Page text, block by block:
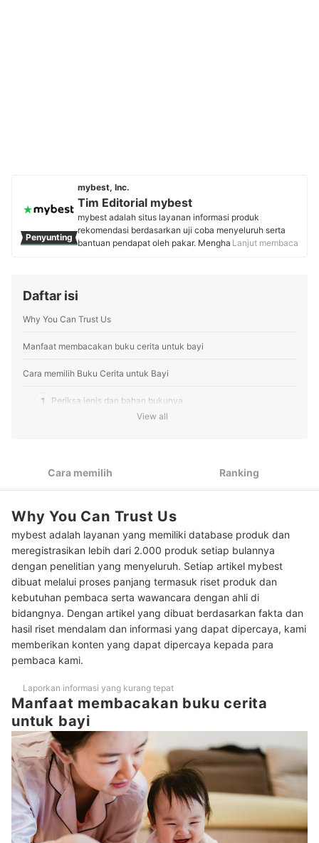
Penyunting
mybest, Inc.
Tim Editorial mybest
mybest adalah situs layanan informasi produk
rekomendasi berdasarkan uji coba menyeluruh serta
bantuan pendapat oleh pakar. Menghasilkan konten
Profil Tim Editorial mybest
Lanjut membaca
Daftar isi
Why You Can Trust Us
Manfaat membacakan buku cerita untuk bayi
Cara memilih Buku Cerita untuk Bayi
1 Periksa jenis dan bahan bukunya
Peringkat Buku Cerita untuk Bayi Terbaik
Baca juga rekomendasi buku cerita untuk anak lainnya di sini
View all
Cara memilih Ranking
Why You Can Trust Us
mybest adalah layanan yang memiliki database produk dan
meregistrasikan lebih dari 2.000 produk setiap bulannya
dengan penelitian yang menyeluruh. Setiap artikel mybest
dibuat melalui proses panjang termasuk riset produk dan
kebutuhan pembaca serta wawancara dengan ahli di
bidangnya. Dengan artikel yang dibuat berdasarkan fakta dan
hasil riset mendalam dan informasi yang dapat dipercaya, kami
memberikan konten yang dapat dipercaya kepada para
pembaca kami.
Laporkan informasi yang kurang tepat
Manfaat membacakan buku cerita
untuk bayi